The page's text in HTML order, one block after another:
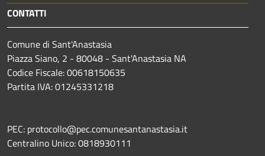
CONTATTI
Comune di Sant'Anastasia
Piazza Siano, 2 - 80048 - Sant'Anastasia NA
Codice Fiscale: 00618150635
Partita IVA: 01245331218
PEC: protocollo@pec.comunesantanastasia.it
Centralino Unico: 0818930111